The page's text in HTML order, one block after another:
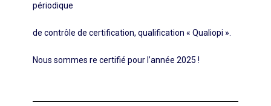
périodique
de contrôle de certification, qualification « Qualiopi ».
Nous sommes re certifié pour l’année 2025 !